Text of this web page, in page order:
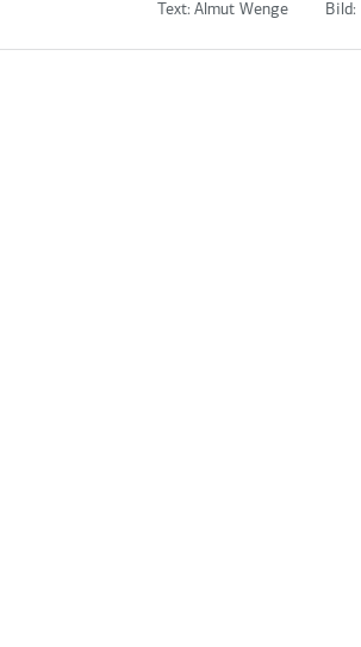
Text: Almut Wenge Bild: